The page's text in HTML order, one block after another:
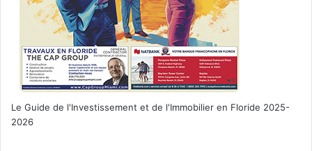
Le Guide de l'Investissement et de l'Immobilier en Floride 2025-
2026